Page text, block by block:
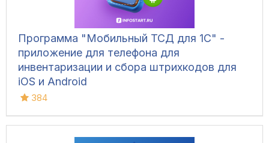
Программа "Мобильный ТСД для 1С" -
приложение для телефона для
инвентаризации и сбора штрихкодов для
iOS и Android
384